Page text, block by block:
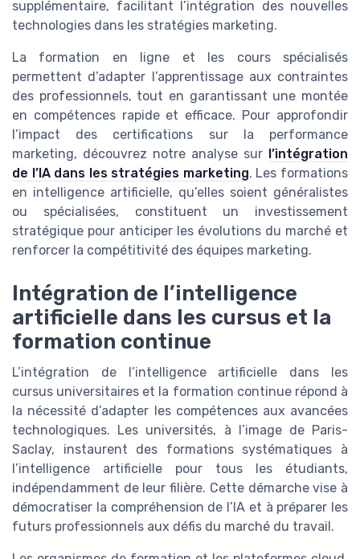
supplémentaire, facilitant l’intégration des nouvelles
technologies dans les stratégies marketing.
La formation en ligne et les cours spécialisés
permettent d’adapter l’apprentissage aux contraintes
des professionnels, tout en garantissant une montée
en compétences rapide et efficace. Pour approfondir
l’impact des certifications sur la performance
marketing, découvrez notre analyse sur l’intégration
de l’IA dans les stratégies marketing. Les formations
en intelligence artificielle, qu’elles soient généralistes
ou spécialisées, constituent un investissement
stratégique pour anticiper les évolutions du marché et
renforcer la compétitivité des équipes marketing.
Intégration de l’intelligence
artificielle dans les cursus et la
formation continue
L’intégration de l’intelligence artificielle dans les
cursus universitaires et la formation continue répond à
la nécessité d’adapter les compétences aux avancées
technologiques. Les universités, à l’image de Paris-
Saclay, instaurent des formations systématiques à
l’intelligence artificielle pour tous les étudiants,
indépendamment de leur filière. Cette démarche vise à
démocratiser la compréhension de l’IA et à préparer les
futurs professionnels aux défis du marché du travail.